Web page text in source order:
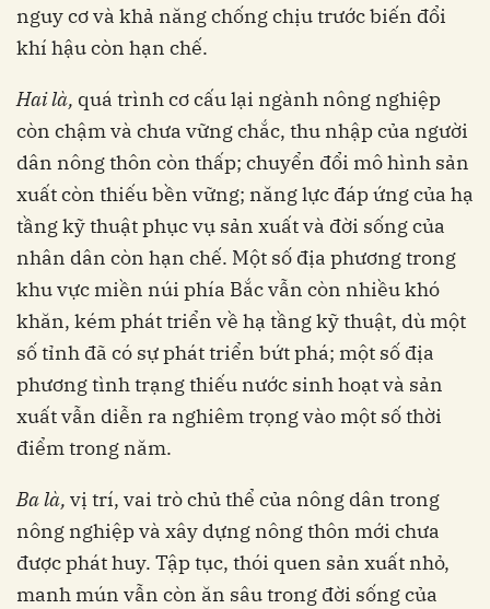
nguy cơ và khả năng chống chịu trước biến đổi
khí hậu còn hạn chế.
Hai là, quá trình cơ cấu lại ngành nông nghiệp
còn chậm và chưa vững chắc, thu nhập của người
dân nông thôn còn thấp; chuyển đổi mô hình sản
xuất còn thiếu bền vững; năng lực đáp ứng của hạ
tầng kỹ thuật phục vụ sản xuất và đời sống của
nhân dân còn hạn chế. Một số địa phương trong
khu vực miền núi phía Bắc vẫn còn nhiều khó
khăn, kém phát triển về hạ tầng kỹ thuật, dù một
số tỉnh đã có sự phát triển bứt phá; một số địa
phương tình trạng thiếu nước sinh hoạt và sản
xuất vẫn diễn ra nghiêm trọng vào một số thời
điểm trong năm.
Ba là, vị trí, vai trò chủ thể của nông dân trong
nông nghiệp và xây dựng nông thôn mới chưa
được phát huy. Tập tục, thói quen sản xuất nhỏ,
manh mún vẫn còn ăn sâu trong đời sống của